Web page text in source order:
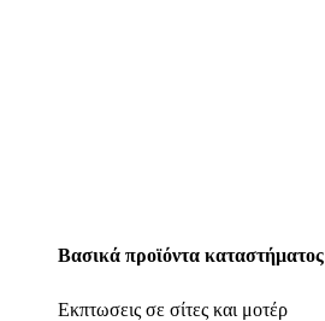
Βασικά προϊόντα καταστήματος
Εκπτωσεις σε σίτες και μοτέρ